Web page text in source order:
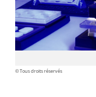
© Tous droits réservés